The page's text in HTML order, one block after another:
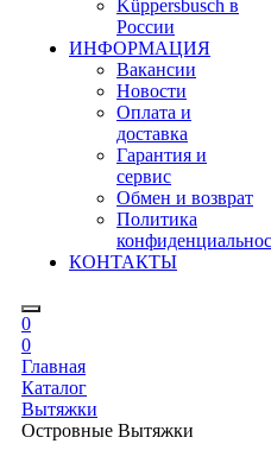
Küppersbusch в
России
ИНФОРМАЦИЯ
Вакансии
Новости
Оплата и
доставка
Гарантия и
сервис
Обмен и возврат
Политика
КОНТАКТЫ
0
0
Главная
Каталог
Вытяжки
Островные Вытяжки